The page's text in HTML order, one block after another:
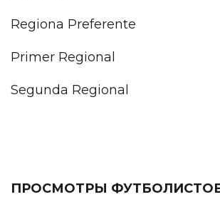
Regiona Preferente
Primer Regional
Segunda Regional
ПРОСМОТРЫ